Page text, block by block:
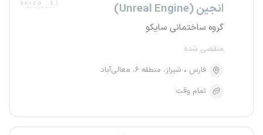
انجین (Unreal Engine)
گروه ساختمانی سایکو
منقضی شده
فارس
شیراز، منطقه ۶، معالی‌آباد
تمام وقت